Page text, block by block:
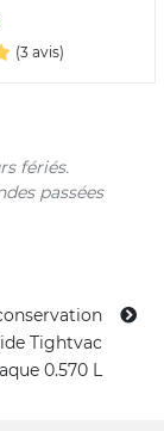
(3 avis)
fériés.
passées
Tightvac
0.570 L